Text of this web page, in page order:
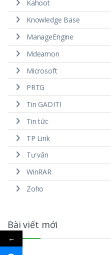
Kahoot
Knowledge Base
ManageEngine
Mdeamon
Microsoft
PRTG
Tin GADITI
Tin tức
TP Link
Tư vấn
WinRAR
Zoho
Bài viết mới
←